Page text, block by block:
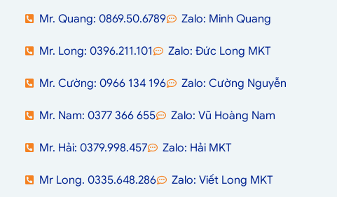
Mr. Quang: 0869.50.6789 Zalo: Minh Quang
Mr. Long: 0396.211.101 Zalo: Đức Long MKT
Mr. Cường: 0966 134 196 Zalo: Cường Nguyễn
Mr. Nam: 0377 366 655 Zalo: Vũ Hoàng Nam
Mr. Hải: 0379.998.457 Zalo: Hải MKT
Mr Long. 0335.648.286 Zalo: Viết Long MKT